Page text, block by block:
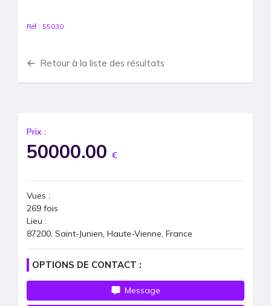
Réf : 55030
Retour à la liste des résultats
Prix :
50000.00 €
Vues :
269 fois
Lieu :
87200, Saint-Junien, Haute-Vienne, France
OPTIONS DE CONTACT :
Message